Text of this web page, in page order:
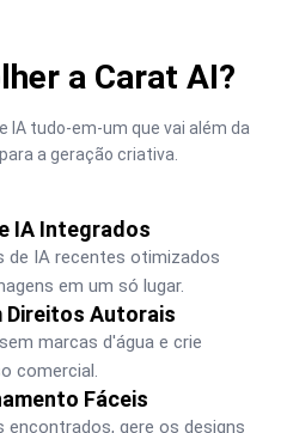
a Carat AI?
IA tudo-em-um que vai além da
a geração criativa.
IA Integrados
de IA recentes otimizados
em um só lugar.
Direitos Autorais
marcas d'água e crie
comercial.
Fáceis
gere os designs